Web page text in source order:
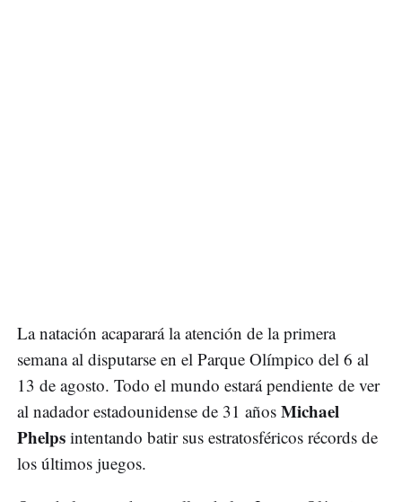
La natación acaparará la atención de la primera
semana al disputarse en el Parque Olímpico del 6 al
13 de agosto. Todo el mundo estará pendiente de ver
al nadador estadounidense de 31 años Michael
Phelps intentando batir sus estratosféricos récords de
los últimos juegos.